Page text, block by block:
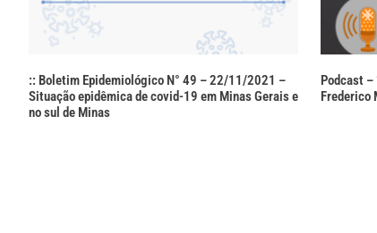
:: Boletim Epidemiológico N° 49 – 22/11/2021 –
Situação epidêmica de covid-19 em Minas Gerais e
no sul de Minas
Podcast –
Frederico